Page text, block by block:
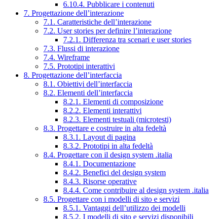
6.10.4. Pubblicare i contenuti
7. Progettazione dell’interazione
7.1. Caratteristiche dell’interazione
7.2. User stories per definire l’interazione
7.2.1. Differenza tra scenari e user stories
7.3. Flussi di interazione
7.4. Wireframe
7.5. Prototipi interattivi
8. Progettazione dell’interfaccia
8.1. Obiettivi dell’interfaccia
8.2. Elementi dell’interfaccia
8.2.1. Elementi di composizione
8.2.2. Elementi interattivi
8.2.3. Elementi testuali (microtesti)
8.3. Progettare e costruire in alta fedeltà
8.3.1. Layout di pagina
8.3.2. Prototipi in alta fedeltà
8.4. Progettare con il design system .italia
8.4.1. Documentazione
8.4.2. Benefici del design system
8.4.3. Risorse operative
8.4.4. Come contribuire al design system .italia
8.5. Progettare con i modelli di sito e servizi
8.5.1. Vantaggi dell’utilizzo dei modelli
8.5.2. I modelli di sito e servizi disponibili